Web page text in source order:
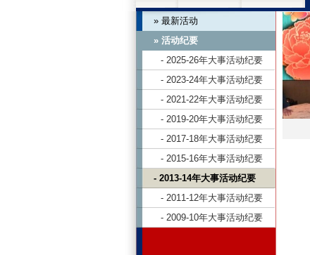
» 最新活动
» 活动纪要
- 2025-26年大事活动纪要
- 2023-24年大事活动纪要
- 2021-22年大事活动纪要
- 2019-20年大事活动纪要
- 2017-18年大事活动纪要
- 2015-16年大事活动纪要
- 2013-14年大事活动纪要
- 2011-12年大事活动纪要
- 2009-10年大事活动纪要